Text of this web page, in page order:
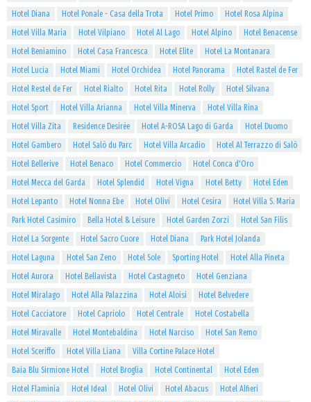
Hotel Diana Hotel Ponale - Casa della Trota Hotel Primo
Hotel Rosa Alpina
Hotel Villa Maria
Hotel Vilpiano Hotel Al Lago Hotel Alpino
Hotel Benacense
Hotel Beniamino
Hotel Casa Francesca Hotel Elite
Hotel La Montanara
Hotel Lucia
Hotel Miami Hotel Orchidea Hotel Panorama
Hotel Rastel de Fer
Hotel Restel de Fer
Hotel Rialto Hotel Rita Hotel Rolly
Hotel Silvana
Hotel Sport
Hotel Villa Arianna Hotel Villa Minerva
Hotel Villa Rina
Hotel Villa Zita
Residence Desirèe Hotel A-ROSA Lago di Garda
Hotel Duomo
Hotel Gambero
Hotel Salò du Parc Hotel Villa Arcadio
Hotel Al Terrazzo di Salò
Hotel Bellerive
Hotel Benaco Hotel Commercio
Hotel Conca d'Oro
Hotel Mecca del Garda
Hotel Splendid Hotel Vigna Hotel Betty
Hotel Eden
Hotel Lepanto
Hotel Nonna Ebe Hotel Olivi Hotel Cesira
Hotel Villa S. Maria
Park Hotel Casimiro
Bella Hotel & Leisure Hotel Garden Zorzi
Hotel San Filis
Hotel La Sorgente
Hotel Sacro Cuore Hotel Diana
Park Hotel Jolanda
Hotel Laguna
Hotel San Zeno Hotel Sole Sporting Hotel
Hotel Alla Pineta
Hotel Aurora
Hotel Bellavista Hotel Castagneto
Hotel Genziana
Hotel Miralago
Hotel Alla Palazzina Hotel Aloisi
Hotel Belvedere
Hotel Cacciatore
Hotel Capriolo Hotel Centrale
Hotel Costabella
Hotel Miravalle
Hotel Montebaldina Hotel Narciso
Hotel San Remo
Hotel Sceriffo
Hotel Villa Liana
Villa Cortine Palace Hotel
Baia Blu Sirmione Hotel
Hotel Broglia Hotel Continental
Hotel Eden
Hotel Flaminia
Hotel Ideal Hotel Olivi Hotel Abacus
Hotel Alfieri